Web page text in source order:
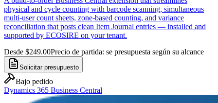
physical and cycle counting with barcode scanning, simultaneous
multi-user count sheets, zone-based counting, and variance
reconciliation that posts clean Item Journal entries — installed and
supported by ECOSIRE on your tenant.
Desde $249.00Precio de partida: se presupuesta según su alcance
Solicitar presupuesto
Bajo pedido
Dynamics 365 Business Central